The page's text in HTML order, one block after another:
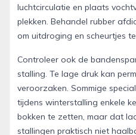
luchtcirculatie en plaats
plekken. Behandel rubber
om uitdroging en scheurtjes
Controleer ook de
stalling. Te lage druk kan
veroorzaken. Sommige
tijdens winterstalling enkele
bokken te zetten, maar dat
stallingen praktisch niet